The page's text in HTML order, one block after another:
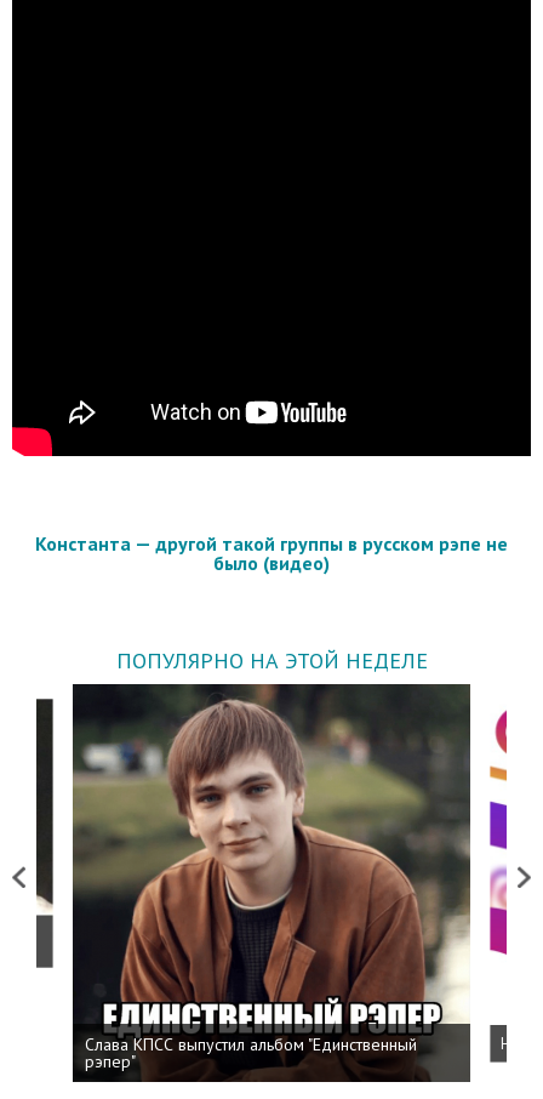
Константа — другой такой группы в русском рэпе не
было (видео)
ПОПУЛЯРНО НА ЭТОЙ НЕДЕЛЕ
Previous
Слава КПСС выпустил альбом "Единственный
рэпер"
Next